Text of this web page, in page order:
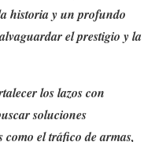
historia y un profundo
el prestigio y la
los lazos con
soluciones
como el tráfico de armas,